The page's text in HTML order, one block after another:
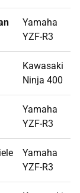
Yamaha
YZF-R3
Kawasaki
Ninja 400
Yamaha
YZF-R3
Yamaha
YZF-R3